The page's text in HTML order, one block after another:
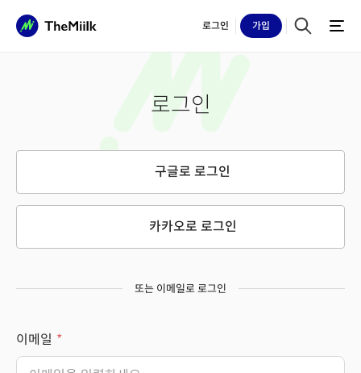
로그인 가입
로그인
구글로 로그인
카카오로 로그인
또는 이메일로 로그인
이메일